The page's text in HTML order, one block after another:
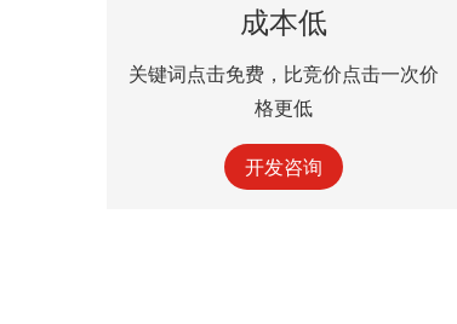
成本低
关键词点击免费，比竞价点击一次价
格更低
开发咨询